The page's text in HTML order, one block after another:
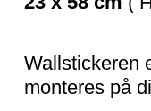
Wallstickeren
monteres på